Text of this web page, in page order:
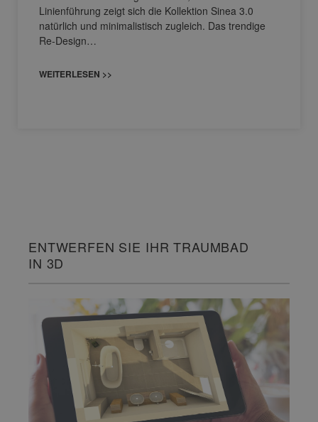
Linienführung zeigt sich die Kollektion Sinea 3.0
natürlich und minimalistisch zugleich. Das trendige
Re-Design…
WEITERLESEN >>
ENTWERFEN SIE IHR TRAUMBAD
IN 3D